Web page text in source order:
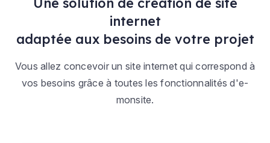
internet
adaptée aux besoins de votre projet
Vous allez concevoir un site internet qui correspond à
vos besoins grâce à toutes les fonctionnalités d'e-
monsite.